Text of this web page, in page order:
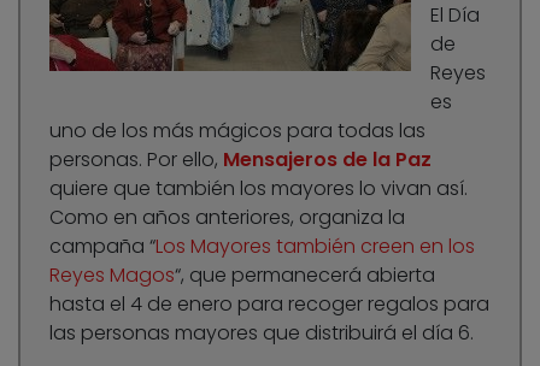
El Día
de
Reyes
es
uno de los más mágicos para todas las
personas. Por ello, Mensajeros de la Paz
quiere que también los mayores lo vivan así.
Como en años anteriores, organiza la
campaña “Los Mayores también creen en los
Reyes Magos“, que permanecerá abierta
hasta el 4 de enero para recoger regalos para
las personas mayores que distribuirá el día 6.